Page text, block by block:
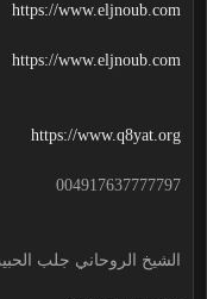
https://www.eljnoub.com
https://www.eljnoub.com
https://www.q8yat.org
004917637777797
الشيخ الروحاني جلب